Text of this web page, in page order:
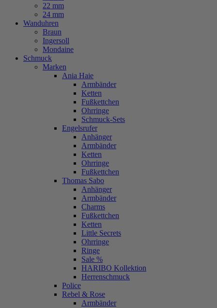
22 mm
24 mm
Wanduhren
Braun
Ingersoll
Mondaine
Schmuck
Marken
Ania Haie
Armbänder
Ketten
Fußkettchen
Ohrringe
Schmuck-Sets
Engelsrufer
Anhänger
Armbänder
Ketten
Ohrringe
Fußkettchen
Thomas Sabo
Anhänger
Armbänder
Charms
Fußkettchen
Ketten
Little Secrets
Ohrringe
Ringe
Sale %
HARIBO Kollektion
Herrenschmuck
Police
Rebel & Rose
Armbänder